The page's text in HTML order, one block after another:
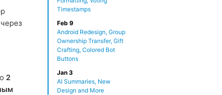
Timestamps
Feb 9
Android Redesign, Group
Ownership Transfer, Gift
Crafting, Colored Bot
Buttons
Jan 3
AI Summaries, New
Design and More
через
2